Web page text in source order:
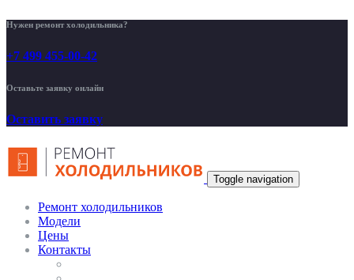
Нужен ремонт холодильника?
+7 499 455-00-42
Оставьте заявку онлайн
Оставить заявку
Toggle navigation
Ремонт холодильников
Модели
Цены
Контакты